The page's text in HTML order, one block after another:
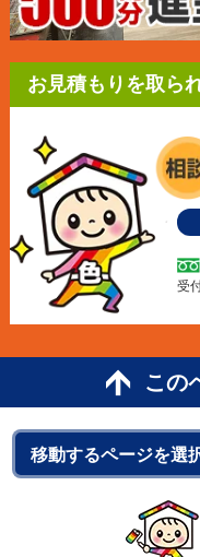
お見積もりを取ら
受
この